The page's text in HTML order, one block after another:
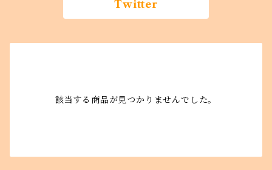
Twitter
該当する商品が見つかりませんでした。